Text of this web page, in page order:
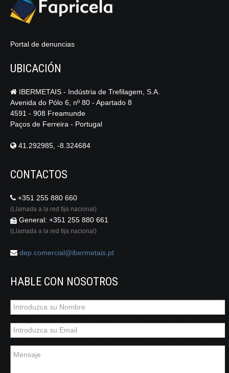
Portal de denuncias
UBICACIÓN
IBERMETAIS - Indústria de Trefilagem, S.A.
Avenida do Pólo 6, nº 80 - Apartado 8
4591 - 908 Freamunde
Paços de Ferreira - Portugal
41.292985, -8.324684
CONTACTOS
+351 255 880 660
(Llamada a la red fija nacional)
General: +351 255 880 661
(Llamada a la red fija nacional)
dep.comercial@ibermetais.pt
HABLE CON NOSOTROS